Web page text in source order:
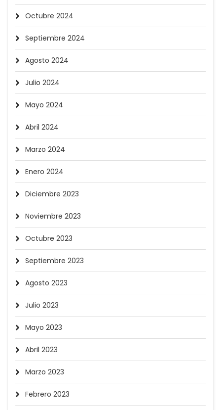
Octubre 2024
Septiembre 2024
Agosto 2024
Julio 2024
Mayo 2024
Abril 2024
Marzo 2024
Enero 2024
Diciembre 2023
Noviembre 2023
Octubre 2023
Septiembre 2023
Agosto 2023
Julio 2023
Mayo 2023
Abril 2023
Marzo 2023
Febrero 2023